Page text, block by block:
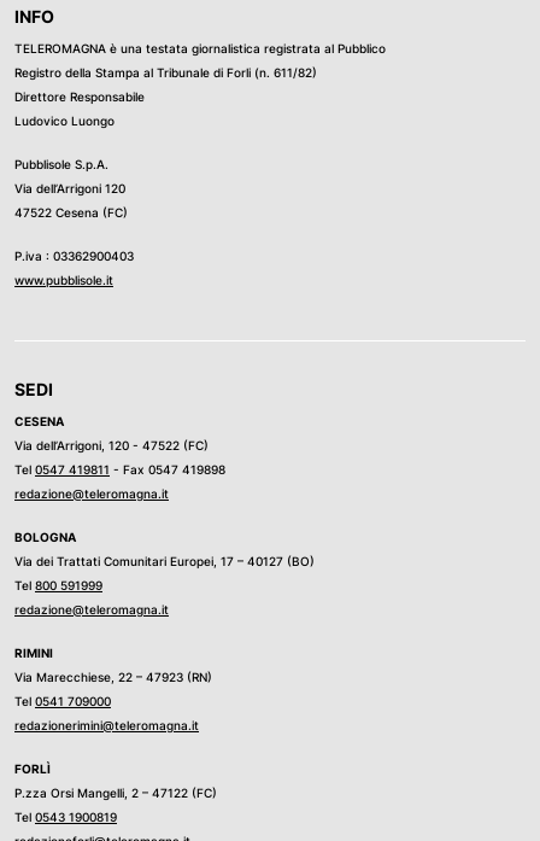
INFO
TELEROMAGNA è una testata giornalistica registrata al Pubblico
Registro della Stampa al Tribunale di Forli (n. 611/82)
Direttore Responsabile
Ludovico Luongo
Pubblisole S.p.A.
Via dell’Arrigoni 120
47522 Cesena (FC)
P.iva : 03362900403
www.pubblisole.it
SEDI
CESENA
Via dell’Arrigoni, 120 - 47522 (FC)
Tel 0547 419811 - Fax 0547 419898
redazione@teleromagna.it
BOLOGNA
Via dei Trattati Comunitari Europei, 17 – 40127 (BO)
Tel 800 591999
redazione@teleromagna.it
RIMINI
Via Marecchiese, 22 – 47923 (RN)
Tel 0541 709000
redazionerimini@teleromagna.it
FORLÌ
P.zza Orsi Mangelli, 2 – 47122 (FC)
Tel 0543 1900819